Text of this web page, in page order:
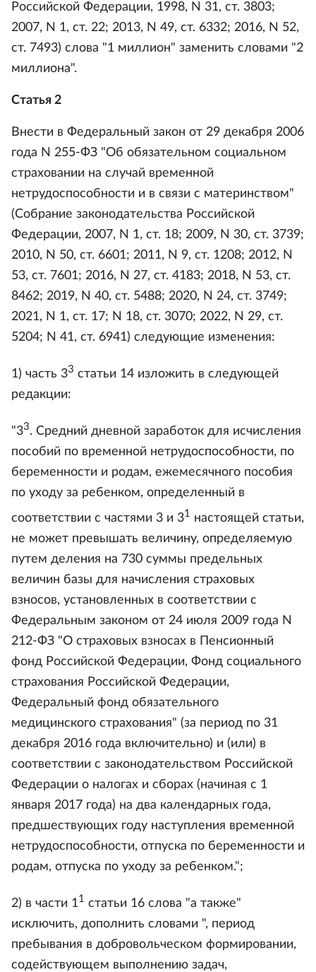
Российской Федерации, 1998, N 31, ст. 3803;
2007, N 1, ст. 22; 2013, N 49, ст. 6332; 2016, N 52,
ст. 7493) слова "1 миллион" заменить словами "2
миллиона".
Статья 2
Внести в Федеральный закон от 29 декабря 2006
года N 255-ФЗ "Об обязательном социальном
страховании на случай временной
нетрудоспособности и в связи с материнством"
(Собрание законодательства Российской
Федерации, 2007, N 1, ст. 18; 2009, N 30, ст. 3739;
2010, N 50, ст. 6601; 2011, N 9, ст. 1208; 2012, N
53, ст. 7601; 2016, N 27, ст. 4183; 2018, N 53, ст.
8462; 2019, N 40, ст. 5488; 2020, N 24, ст. 3749;
2021, N 1, ст. 17; N 18, ст. 3070; 2022, N 29, ст.
5204; N 41, ст. 6941) следующие изменения:
1) часть 33 статьи 14 изложить в следующей
редакции:
"33. Средний дневной заработок для исчисления
пособий по временной нетрудоспособности, по
беременности и родам, ежемесячного пособия
по уходу за ребенком, определенный в
соответствии с частями 3 и 31 настоящей статьи,
не может превышать величину, определяемую
путем деления на 730 суммы предельных
величин базы для начисления страховых
взносов, установленных в соответствии с
Федеральным законом от 24 июля 2009 года N
212-ФЗ "О страховых взносах в Пенсионный
фонд Российской Федерации, Фонд социального
страхования Российской Федерации,
Федеральный фонд обязательного
медицинского страхования" (за период по 31
декабря 2016 года включительно) и (или) в
соответствии с законодательством Российской
Федерации о налогах и сборах (начиная с 1
января 2017 года) на два календарных года,
предшествующих году наступления временной
нетрудоспособности, отпуска по беременности и
родам, отпуска по уходу за ребенком.";
2) в части 11 статьи 16 слова "а также"
исключить, дополнить словами ", период
пребывания в добровольческом формировании,
содействующем выполнению задач,